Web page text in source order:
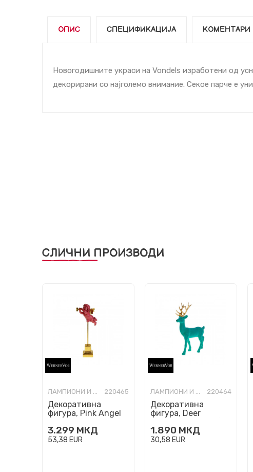
ОПИС СПЕЦИФИКАЦИЈА КОМЕНТАРИ
Новогодишните украси на Vondels изработени од
декорирани со најголемо внимание. Секое парче е
СЛИЧНИ ПРОИЗВОДИ
ЛАМПИОНИ И НОВОГОДИШНИ УКРАСИ 220465
Декоративна
фигура, Pink Angel
3.299 МКД
53,38 EUR
ЛАМПИОНИ И НОВОГОДИШНИ УКРАСИ 220464
Декоративна
фигура, Deer
1.890 МКД
30,58 EUR